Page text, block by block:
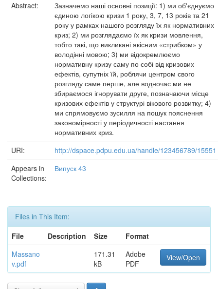
Abstract:
Зазначемо наші основні позиції: 1) ми об'єднуємо
єдиною логікою кризи 1 року, 3, 7, 13 років та 21
року у рамках нашого розгляду їх як нормативних
криз; 2) ми розглядаємо їх як кризи мовлення,
тобто такі, що викликані якісним «стрибком» у
володінні мовою; 3) ми відокремлюємо
нормативну кризу саму по собі від кризових
ефектів, супутніх їй, роблячи центром свого
розгляду саме перше, але водночас ми не
збираємося ігнорувати друге, позначаючи місце
кризових ефектів у структурі вікового розвитку; 4)
ми спрямовуємо зусилля на пошук пояснення
закономірності у періодичності настання
нормативних криз.
URI:
http://dspace.pdpu.edu.ua/handle/123456789/15551
Appears in
Collections:
Випуск 43
Files in This Item:
File
Description Size
Format
Massano
v.pdf
171.31
kB
Adobe
PDF
View/Open